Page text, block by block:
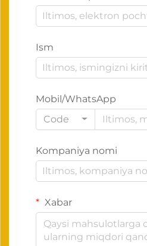
Ism
Mobil/WhatsApp
Code
Kompaniya nomi
Xabar